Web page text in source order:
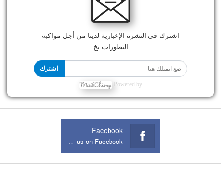
اشترك في النشرة الإخبارية لدينا من أجل مواكبة
التطورات.نخ
اشترك
Powered by
Facebook
Join us on Facebook